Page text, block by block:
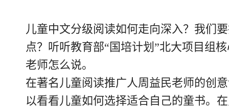
儿童中文分级阅读如何走向深入？我们
点？听听教育部“国培计划”北大项目组
老师怎么说。
在著名儿童阅读推广人周益民老师的创
以看看儿童如何选择适合自己的童书。